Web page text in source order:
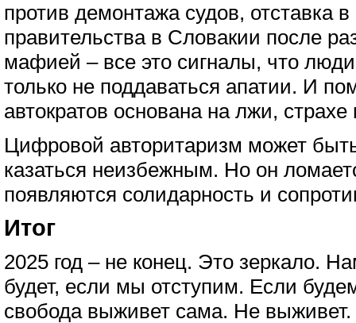
против демонтажа судов, отставка в
правительства в Словакии после
мафией – все это сигналы, что
только не поддаваться апатии. И
автократов основана на лжи, страхе
Цифровой авторитаризм может
казаться неизбежным. Но он
появляются солидарность и
Итог
2025 год – не конец. Это зеркало.
будет, если мы отступим. Если
свобода выживет сама. Не выживет.